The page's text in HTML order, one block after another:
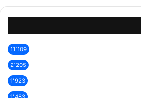
11٬109
2٬205
1٬923
1٬483